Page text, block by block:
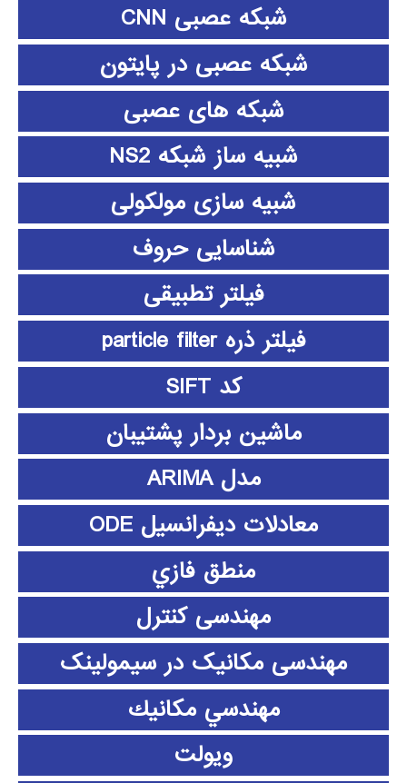
شبکه عصبی CNN
شبکه عصبی در پایتون
شبکه های عصبی
شبیه ساز شبکه NS2
شبیه سازی مولکولی
شناسایی حروف
فیلتر تطبیقی
فیلتر ذره particle filter
کد SIFT
ماشین بردار پشتیبان
مدل ARIMA
معادلات دیفرانسیل ODE
منطق فازي
مهندسی کنترل
مهندسی مکانیک در سیمولینک
مهندسي مكانيك
ویولت